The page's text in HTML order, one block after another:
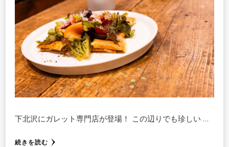
下北沢にガレット専門店が登場！ この辺りでも珍しい …
続きを読む